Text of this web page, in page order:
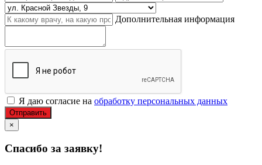
Дополнительная информация
Я даю согласие на обработку персональных данных
Отправить
×
Спасибо за заявку!